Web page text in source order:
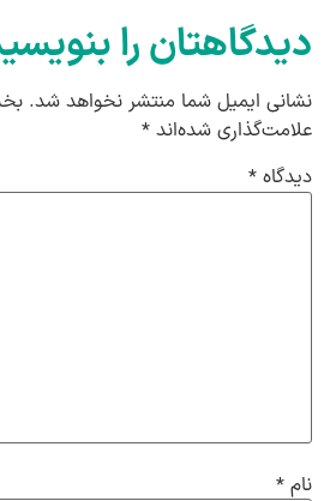
دیدگاهتان را
نشانی ایمیل شما منتشر نخواهد شد.
علامت‌گذاری شده‌اند *
دیدگاه *
نام *